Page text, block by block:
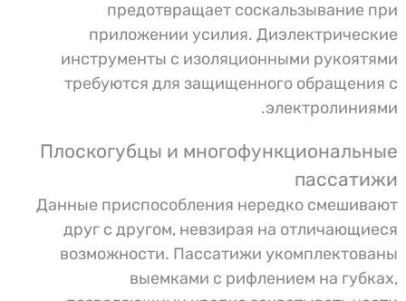
предотвращает соскальзывание при
приложении усилия. Диэлектрические
инструменты с изоляционными рукоятями
требуются для защищенного обращения с
электролиниями.
Плоскогубцы и многофункциональные
пассатижи
Данные приспособления нередко смешивают
друг с другом, невзирая на отличающиеся
возможности. Пассатижи укомплектованы
выемками с рифлением на губках,